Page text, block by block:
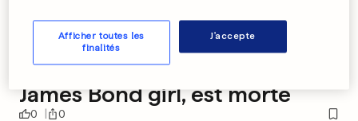
CARNET NOIR
Eunice Gayson, première
James Bond girl, est morte
0 0
Afficher toutes les
finalités
J'accepte